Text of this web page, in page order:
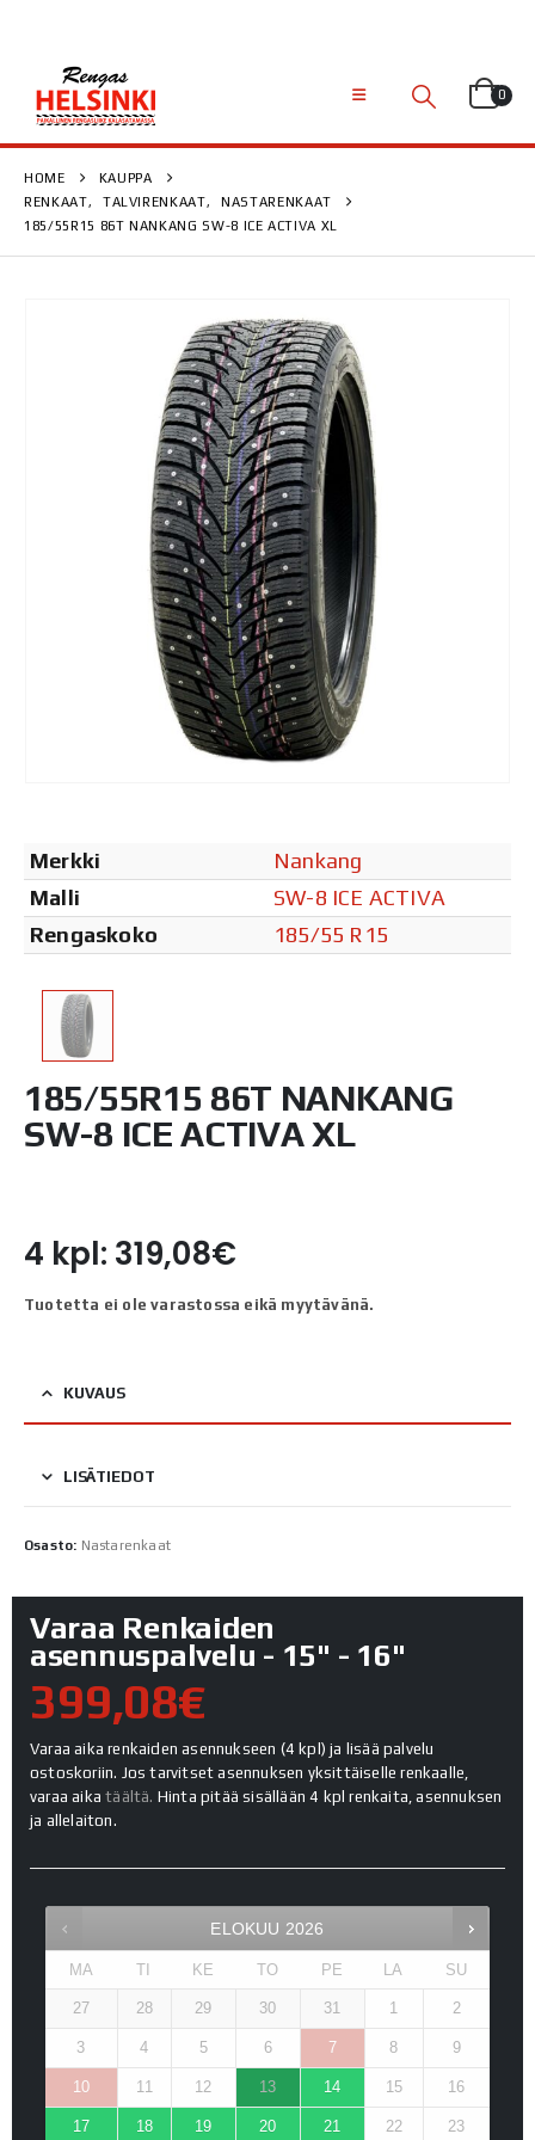
0
HOME
KAUPPA
RENKAAT, TALVIRENKAAT,
NASTARENKAAT
185/55R15 86T NANKANG SW-8 ICE ACTIVA XL
Merkki
Nankang
Malli
SW-8 ICE ACTIVA
Rengaskoko
185/55 R15
185/55R15 86T NANKANG
SW-8 ICE ACTIVA XL
4 kpl: 319,08€
Tuotetta ei ole varastossa eikä myytävänä.
KUVAUS
LISÄTIEDOT
Osasto: Nastarenkaat
Varaa Renkaiden
asennuspalvelu - 15" - 16"
399,08€
Varaa aika renkaiden asennukseen (4 kpl) ja lisää palvelu
ostoskoriin. Jos tarvitset asennuksen yksittäiselle renkaalle,
varaa aikatäältä. Hinta pitää sisällään 4 kpl renkaita, asennuksen
ja allelaiton.
ELOKUU 2026
MA TI KE TO PE LA SU
27 28 29 30 31 1 2
3 4 5 6 7 8 9
10 11 12 13 14 15 16
17 18 19 20 21 22 23